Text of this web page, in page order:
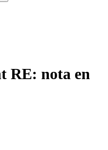
RE: nota en